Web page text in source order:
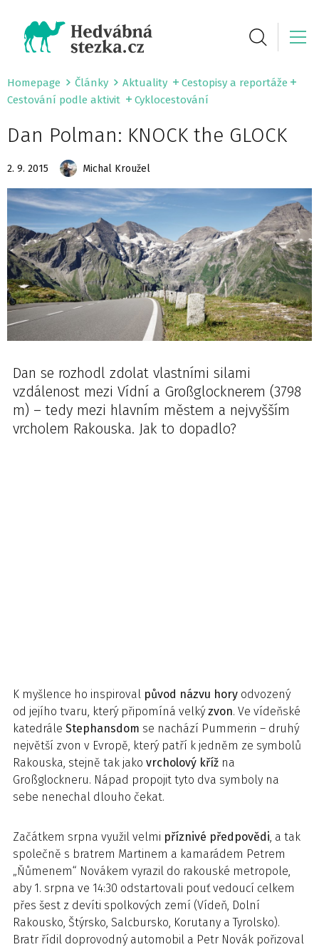
Homepage Články Aktuality
Cestopisy a reportáže
Cestování podle aktivit
Cyklocestování
Dan Polman: KNOCK the GLOCK
2. 9. 2015 Michal Kroužel
Dan se rozhodl zdolat vlastními silami
vzdálenost mezi Vídní a Großglocknerem (3798
m) – tedy mezi hlavním městem a nejvyšším
vrcholem Rakouska. Jak to dopadlo?
K myšlence ho inspiroval původ názvu hory odvozený
od jejího tvaru, který připomíná velký zvon. Ve vídeňské
katedrále Stephansdom se nachází Pummerin – druhý
největší zvon v Evropě, který patří k jedněm ze symbolů
Rakouska, stejně tak jako vrcholový kříž na
Großglockneru. Nápad propojit tyto dva symboly na
sebe nenechal dlouho čekat.
Začátkem srpna využil velmi příznivé předpovědi, a tak
společně s bratrem Martinem a kamarádem Petrem
„Ňůmenem“ Novákem vyrazil do rakouské metropole,
aby 1. srpna ve 14:30 odstartovali pouť vedoucí celkem
přes šest z devíti spolkových zemí (Vídeň, Dolní
Rakousko, Štýrsko, Salcbursko, Korutany a Tyrolsko).
Bratr řídil doprovodný automobil a Petr Novák pořizoval